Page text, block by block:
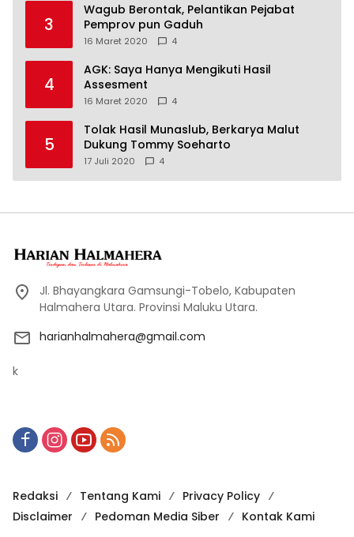
3
Wagub Berontak, Pelantikan Pejabat
Pemprov pun Gaduh
16 Maret 2020 4
4
AGK: Saya Hanya Mengikuti Hasil
Assesment
16 Maret 2020 4
5
Tolak Hasil Munaslub, Berkarya Malut
Dukung Tommy Soeharto
17 Juli 2020 4
Jl. Bhayangkara Gamsungi-Tobelo, Kabupaten
Halmahera Utara. Provinsi Maluku Utara.
harianhalmahera@gmail.com
k
Redaksi Tentang Kami
Privacy Policy
Disclaimer
Pedoman Media Siber
Kontak Kami